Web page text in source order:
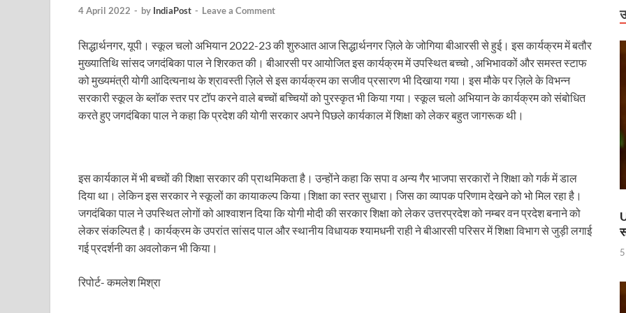
Uttarakhand Female Boxer: मुख्यमंत्री धामी से मिलीं अंतरराष्ट्रीय स्तर पर पदक जीतने वाली उत्तराखंड की महिला मुक्केबाज, मुख्यमंत्री ने किया
Bharat Tex 2026: टेक्सटाइल निवेश के प्रमुख गंतव्य के रूप में उभरा उत्तर प्रदेश
Shri Ram Mandir: श्रीराम मंदिर चढ़ावा चोरी के आरोपियों को वीआईपी सुविधा मिलने की खबरों का जेल प्रशासन ने किया खंडन
CM Yogi Barabanki Visit: मुख्यमंत्री योगी आदित्यनाथ सोमवार को बाराबंकी दौरे पर रहेंगे, विकास परियोजनाओं की देंगे सौगात
Lok Sanvardhan Parva: देहरादून में मुख्यमंत्री पुष्कर सिंह धामी एवं केंद्रीय मंत्री किरेन रिजिजू ने किया छठे ‘लोक संवर्धन पर्व’ का शुभारंभ
West Bengal Rajya Sabha By-Election: चुनाव आयोग ने पश्चिम बंगाल की 3 राज्यसभा सीट पर उपचुनाव का किया ऐलान
Shri Kashi Vishwanath Mandir: उत्तरकाशी में CM पुष्कर सिंह धामी के CM के रूप में 5 वर्ष पूर्ण होने पर श्री काशी विश्वनाथ मंदिर में विशेष पूजा-
Khatipura Mega Coach Care Terminal: खातीपुरा में 205 करोड़ की लागत से बना हाईटेक टर्मिनल, अब ऐसे होगा कोचो का मेंटेनेंस
4 April 2022 - by IndiaPost - Leave a Comment
सिद्धार्थनगर, यूपी। स्कूल चलो अभियान 2022-23 की शुरुआत आज सिद्धार्थनगर ज़िले के जोगिया बीआरसी से हुई। इस कार्यक्रम में बतौर
मुख्यातिथि सांसद जगदंबिका पाल ने शिरकत की। बीआरसी पर आयोजित इस कार्यक्रम में उपस्थित बच्चो , अभिभावकों और समस्त स्टाफ
को मुख्यमंत्री योगी आदित्यनाथ के श्रावस्ती ज़िले से इस कार्यक्रम का सजीव प्रसारण भी दिखाया गया। इस मौके पर ज़िले के विभन्न
सरकारी स्कूल के ब्लॉक स्तर पर टॉप करने वाले बच्चों बच्चियों को पुरस्कृत भी किया गया। स्कूल चलो अभियान के कार्यक्रम को संबोधित
करते हुए जगदंबिका पाल ने कहा कि प्रदेश की योगी सरकार अपने पिछले कार्यकाल में शिक्षा को लेकर बहुत जागरूक थी।
इस कार्यकाल में भी बच्चों की शिक्षा सरकार की प्राथमिकता है। उन्होंने कहा कि सपा व अन्य गैर भाजपा सरकारों ने शिक्षा को गर्क में डाल
दिया था। लेकिन इस सरकार ने स्कूलों का कायाकल्प किया।शिक्षा का स्तर सुधारा। जिस का व्यापक परिणाम देखने को भो मिल रहा है।
जगदंबिका पाल ने उपस्थित लोगों को आश्वाशन दिया कि योगी मोदी की सरकार शिक्षा को लेकर उत्तरप्रदेश को नम्बर वन प्रदेश बनाने को
लेकर संकल्पित है। कार्यक्रम के उपरांत सांसद पाल और स्थानीय विधायक श्यामधनी राही ने बीआरसी परिसर में शिक्षा विभाग से जुड़ी लगाई
गई प्रदर्शनी का अवलोकन भी किया।
रिपोर्ट- कमलेश मिश्रा